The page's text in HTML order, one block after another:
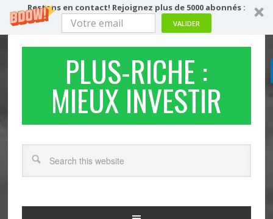
Restons en contact! Rejoignez plus de 5000 abonnés :
VALIDER
PLUS-RICHE :
MIEUX INVESTIR